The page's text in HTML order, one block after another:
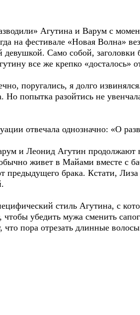
Агутина и Варум с
на фестивале «Новая Волна»
Само собой, заголовки
все же крепко «досталось»
поругались, я долго
попытка разойтись не
отвечала однозначно: «О
и Леонид Агутин продолжают
живет в Майами вместе с
брака. Кстати, Лиза
стиль Агутина, с
убедить мужа сменить
пора отрезать длинные